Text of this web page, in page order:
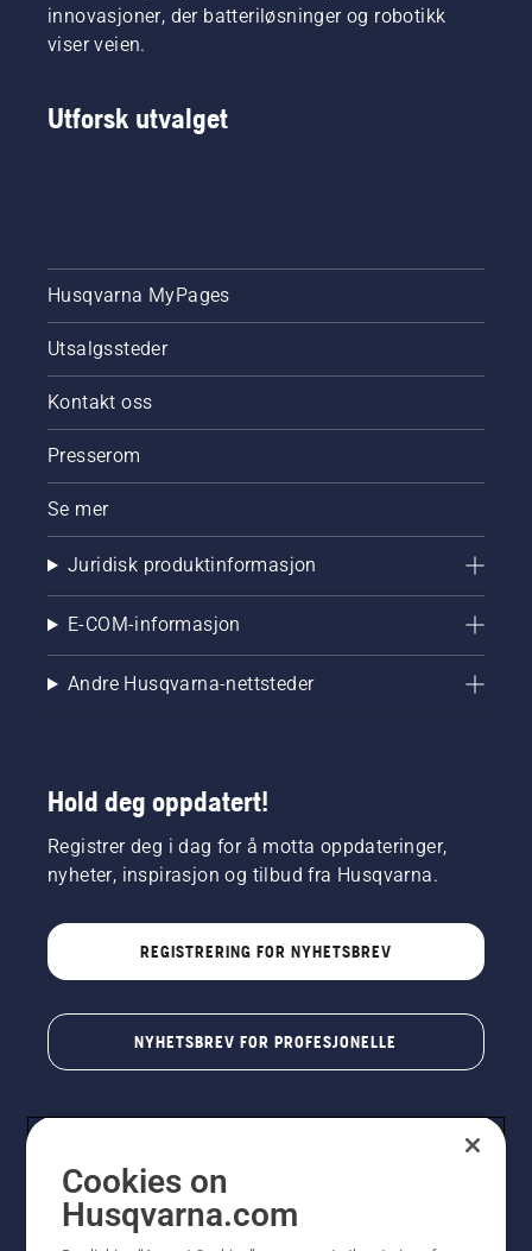
innovasjoner, der batteriløsninger og robotikk
viser veien.
Utforsk utvalget
Husqvarna MyPages
Utsalgssteder
Kontakt oss
Presserom
Se mer
Juridisk produktinformasjon
E-COM-informasjon
Andre Husqvarna-nettsteder
Hold deg oppdatert!
Registrer deg i dag for å motta oppdateringer,
nyheter, inspirasjon og tilbud fra Husqvarna.
REGISTRERING FOR NYHETSBREV
NYHETSBREV FOR PROFESJONELLE
Cookies on
Husqvarna.com